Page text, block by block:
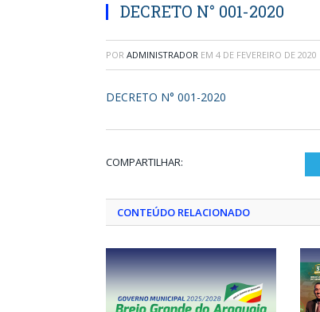
DECRETO N° 001-2020
POR ADMINISTRADOR EM 4 DE FEVEREIRO DE 2020
DECRETO N° 001-2020
COMPARTILHAR:
CONTEÚDO RELACIONADO